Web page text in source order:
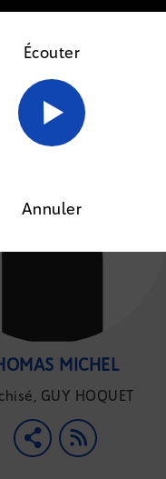
Thématiques
MICHEL
GUY HOQUET
de cookies afin
Écouter
Annuler